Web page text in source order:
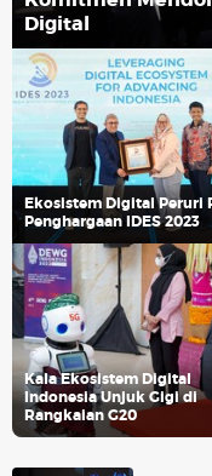
Digital
Ekosistem Digital Peruri
Penghargaan IDES 2023
Kala Ekosistem Digital
Indonesia Unjuk Gigi di
Rangkaian G20